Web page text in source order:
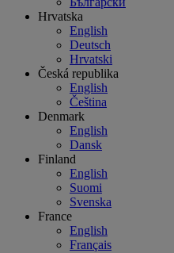
Hrvatska
English
Deutsch
Hrvatski
Česká republika
English
Čeština
Denmark
English
Dansk
Finland
English
Suomi
Svenska
France
English
Français